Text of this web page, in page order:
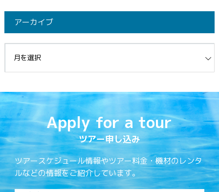
アーカイブ
Apply for a tour
ツアー申し込み
ツアースケジュール情報やツアー料金・機材のレンタ
ルなどの情報をご紹介しています。